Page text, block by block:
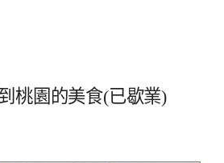
桃園的美食(已歇業)